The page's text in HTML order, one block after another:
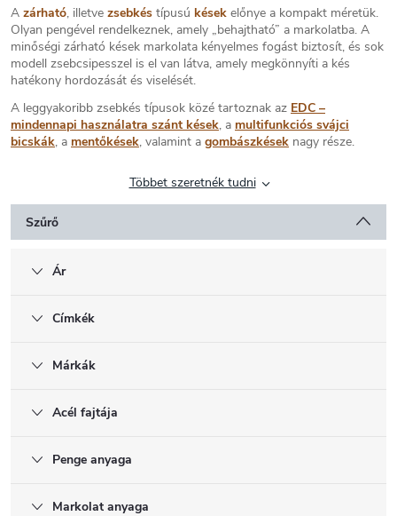
A zárható, illetve zsebkés típusú kések előnye a kompakt méretük.
Olyan pengével rendelkeznek, amely „behajtható” a markolatba. A
minőségi zárható kések markolata kényelmes fogást biztosít, és sok
modell zsebcsipesszel is el van látva, amely megkönnyíti a kés
hatékony hordozását és viselését.
A leggyakoribb zsebkés típusok közé tartoznak az EDC –
mindennapi használatra szánt kések, a multifunkciós svájci
bicskák, a mentőkések, valamint a gombászkések nagy része.
Többet szeretnék tudni
Szűrő
Ár
Címkék
Márkák
Acél fajtája
Penge anyaga
Markolat anyaga